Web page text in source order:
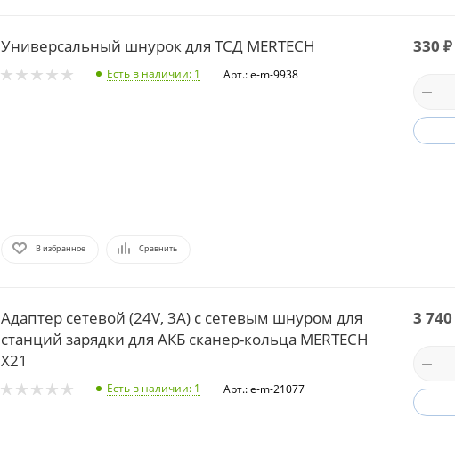
Универсальный шнурок для ТСД MERTECH
Есть в наличии: 1 Арт.: e-m-9938
В избранное Сравнить
330 ₽
Адаптер сетевой (24V, 3A) с сетевым шнуром для
станций зарядки для АКБ сканер-кольца MERTECH
X21
Есть в наличии: 1 Арт.: e-m-21077
3 740